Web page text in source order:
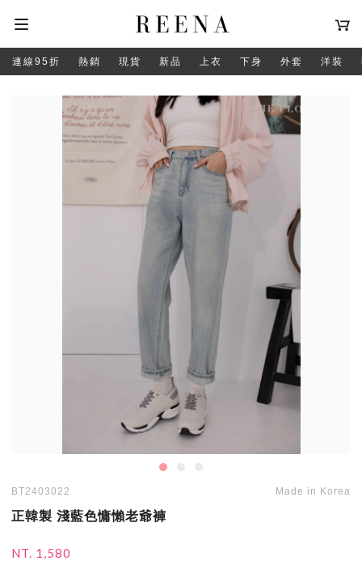
連線95折 熱銷 現貨 新品 上衣 下身 外套 洋裝
BT2403022 Made in Korea
正韓製 淺藍色慵懶老爺褲
NT. 1,580